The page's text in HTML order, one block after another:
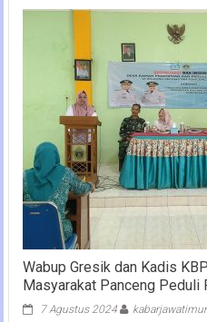
Wabup Gresik dan Kadis
Masyarakat Panceng Peduli
7 Agustus 2024 kabarjawatimur